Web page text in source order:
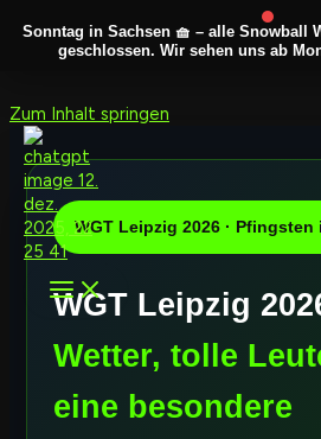
Zum Inhalt springen
WGT Leipzig 2026 ·
WGT Leipzig
Wetter, tolle
eine besondere
Sonntag in Sachsen 🧺 – alle Snowball
geschlossen. Wir sehen uns ab